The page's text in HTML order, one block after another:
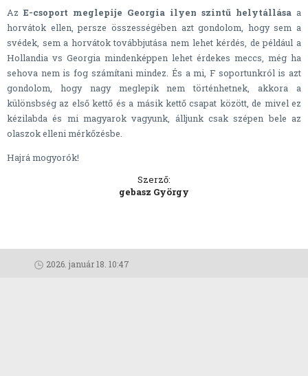
Az E-csoport meglepije Georgia ilyen szintű helytállása a
horvátok ellen, persze összességében azt gondolom, hogy sem a
svédek, sem a horvátok továbbjutása nem lehet kérdés, de például a
Hollandia vs Georgia mindenképpen lehet érdekes meccs, még ha
sehova nem is fog számítani mindez. És a mi, F soportunkról is azt
gondolom, hogy nagy meglepik nem történhetnek, akkora a
különsbség az első kettő és a másik kettő csapat között, de mivel ez
kézilabda és mi magyarok vagyunk, álljunk csak szépen bele az
olaszok elleni mérkőzésbe.
Hajrá mogyorók!
Szerző:
gebasz György
2026. január 18. 10:47